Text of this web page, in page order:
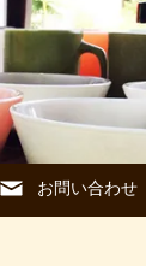
お問い合わせ